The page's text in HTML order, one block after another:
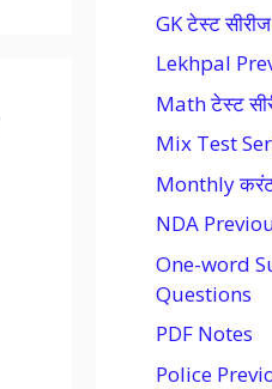
GK टेस्ट सीरीज
Lekhpal
Math टेस्ट
Mix Test
Monthly
NDA
One-word
Questions
PDF Notes
Police